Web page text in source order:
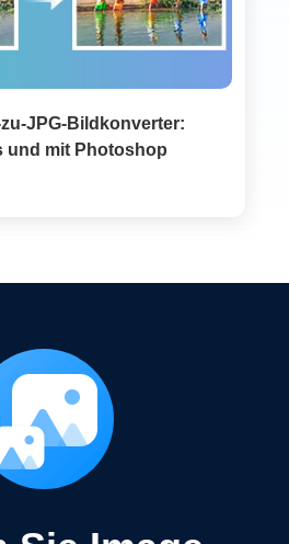
JPG-Bildkonverter:
und mit Photoshop